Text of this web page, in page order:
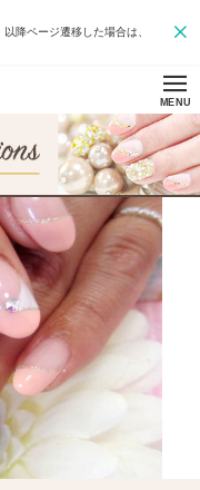
降ページ遷移した場合は、
MENU